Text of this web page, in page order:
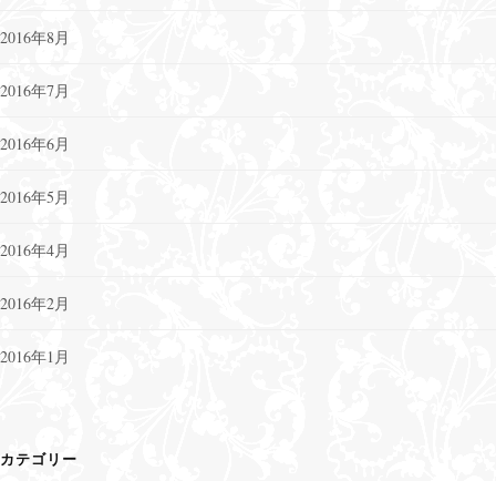
2016年8月
2016年7月
2016年6月
2016年5月
2016年4月
2016年2月
2016年1月
カテゴリー